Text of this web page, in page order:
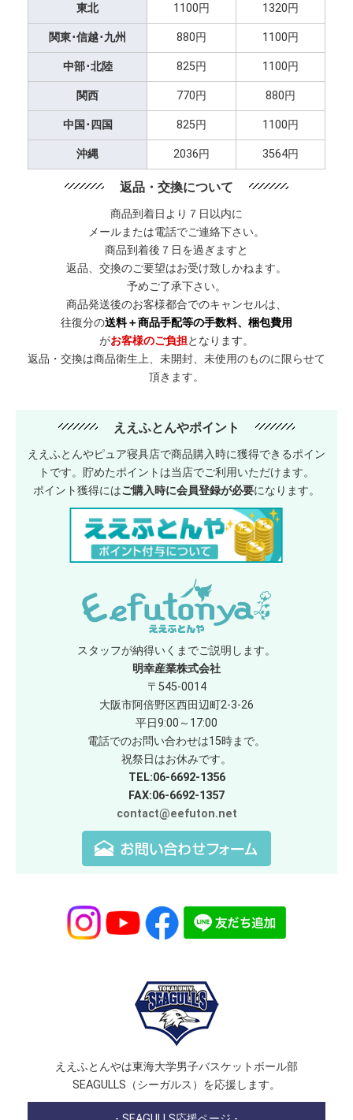
東北 1100円 1320円
関東･信越･九州 880円 1100円
中部･北陸 825円 1100円
関西 770円 880円
中国･四国 825円 1100円
沖縄 2036円 3564円
返品・交換について
商品到着日より７日以内に
メールまたは電話でご連絡下さい。
商品到着後７日を過ぎますと
返品、交換のご要望はお受け致しかねます。
予めご了承下さい。
商品発送後のお客様都合でのキャンセルは、
往復分の送料＋商品手配等の手数料、梱包費用
がお客様のご負担となります。
返品・交換は商品衛生上、未開封、未使用のものに限らせて
頂きます。
ええふとんやポイント
ええふとんやピュア寝具店で商品購入時に獲得できるポイン
トです。貯めたポイントは当店でご利用いただけます。
ポイント獲得にはご購入時に会員登録が必要になります。
スタッフが納得いくまでご説明します。
明幸産業株式会社
〒545-0014
大阪市阿倍野区西田辺町2-3-26
平日9:00～17:00
電話でのお問い合わせは15時まで。
祝祭日はお休みです。
TEL:06-6692-1356
FAX:06-6692-1357
contact@eefuton.net
ええふとんやは東海大学男子バスケットボール部
SEAGULLS（シーガルス）を応援します。